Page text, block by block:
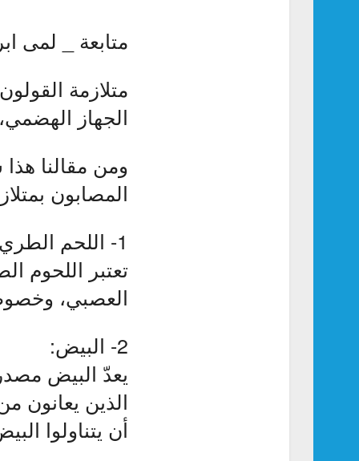
متابعة _ لمى
متلازمة
الجهاز
ومن مقالنا
المصابون
1- اللحم الطري:
تعتبر اللحوم
العصبي،
2- البيض:
يعدّ البيض
الذين يعانون
أن يتناولوا